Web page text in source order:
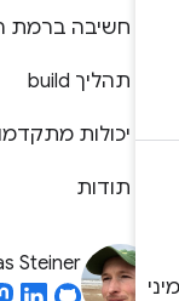
חשיבה ברמת
תהליך build
יכולות מתקדמות
תודות
Steiner